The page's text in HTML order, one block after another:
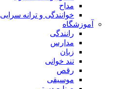
مداح
خوانندگی و ترانه سرایی
آموزشگاه
رانندگی
مدارس
زبان
تند خوانی
رقص
موسیقی